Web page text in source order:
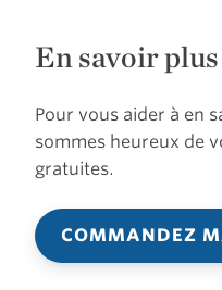
En savoir
Pour vous aider à en
sommes heureux de
gratuites.
COMMANDEZ